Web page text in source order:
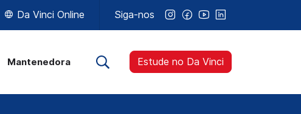
Da Vinci Online Siga-nos
Mantenedora Estude no Da Vinci